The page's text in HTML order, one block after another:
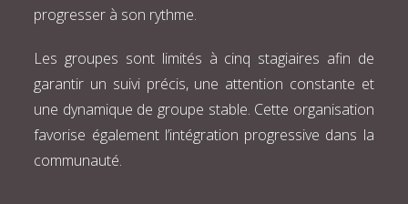
progresser à son rythme.
Les groupes sont limités à cinq stagiaires afin de
garantir un suivi précis, une attention constante et
une dynamique de groupe stable. Cette organisation
favorise également l’intégration progressive dans la
communauté.